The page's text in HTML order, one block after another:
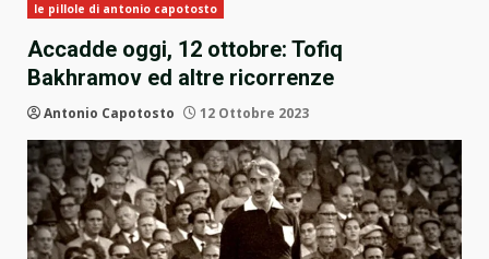
le pillole di antonio capotosto
Accadde oggi, 12 ottobre: Tofiq
Bakhramov ed altre ricorrenze
Antonio Capotosto 12 Ottobre 2023